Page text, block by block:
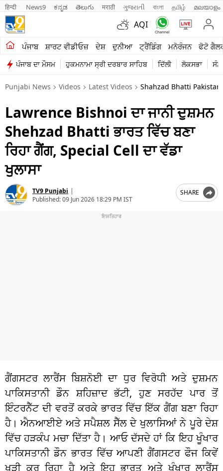
हिन्दी News9 ಕನ್ನಡ తెలుగు मराठी ગુજરાતી বাংলা தமிழ் മലയാളം
AQI
ਪੰਜਾਬ ਸ਼ਾਰਟ ਵੀਡੀਓਜ਼ ਦੇਸ਼ ਦੁਨੀਆ ਟ੍ਰੈਂਡਿੰਗ ਮਨੋਰੰਜਨ ਫੋਟੋ
ਪੰਜਾਬ ਦਾ ਮੌਸਮ ਹੁਕਮਨਾਮਾ ਸ੍ਰੀ ਦਰਬਾਰ ਸਾਹਿਬ ਦਿੱਲੀ ਲੋਕਸਭਾ
ਖੇਤੀਬਾੜੀ
ਸ਼ਾਰਟ ਵੀਡੀਓਜ਼
ਕਾਰੋਬਾਰ
ਕਰਿਅਰ
ਮਨੋਰੰਜਨ
ਦੇਸ਼
ਲਾਈਫ ਸਟਾਈਲ
ਪੰਜਾਬ
Punjabi News Videos Latest Videos Shahzad Bhatti
Lawrence Bishnoi ਦਾ ਜਾਨੀ ਦੁਸ਼ਮਨ
Shehzad Bhatti ਭਾਰਤ ਵਿੱਚ ਬਣਾ
ਰਿਹਾ ਗੈਂਗ, Special Cell ਦਾ ਵੱਡਾ
ਖੁਲਾਸਾ
TV9 Punjabi |
Published:09 Jun 2026 18:29 PM IST
SHARE
ਗੈਂਗਸਟਰ ਲਾਰੈਂਸ ਬਿਸ਼ਨੋਈ ਦਾ ਧੁਰ ਵਿਰੋਧੀ ਅਤੇ ਦੁਸ਼ਮਨ
ਪਾਕਿਸਤਾਨੀ ਡੌਨ ਸ਼ਹਿਜ਼ਾਦ ਭੱਟੀ, ਹੁਣ ਸਰਹੱਦ ਪਾਰ ਤੋਂ
ਇੰਟਰਨੈੱਟ ਦੀ ਵਰਤੋਂ ਕਰਕੇ ਭਾਰਤ ਵਿੱਚ ਇੱਕ ਗੈਂਗ ਬਣਾ ਰਿਹਾ
ਹੈ। ਐਨਆਈਏ ਅਤੇ ਸਪੈਸ਼ਲ ਸੈੱਲ ਦੇ ਖੁਲਾਸਿਆਂ ਨੇ ਪੂਰੇ ਦੇਸ਼
ਵਿੱਚ ਹੜਕੰਪ ਮਚਾ ਦਿੱਤਾ ਹੈ। ਆਓ ਦੱਸਦੇ ਹਾਂ ਕਿ ਇਹ ਖੂੰਖਾਰ
ਪਾਕਿਸਤਾਨੀ ਡੌਨ ਭਾਰਤ ਵਿੱਚ ਆਪਣੀ ਗੈਂਗਸਟਰ ਫੌਜ ਕਿਵੇਂ
ਖੜੀ ਕਰ ਰਿਹਾ ਹੈ ਅਤੇ ਇਹ ਭਾਰਤ ਅਤੇ ਖੂੰਖਾਰ ਲਾਰੈਂਸ